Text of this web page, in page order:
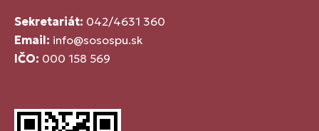
Sekretariát: 042/4631 360
Email: info@sosospu.sk
IČO: 000 158 569